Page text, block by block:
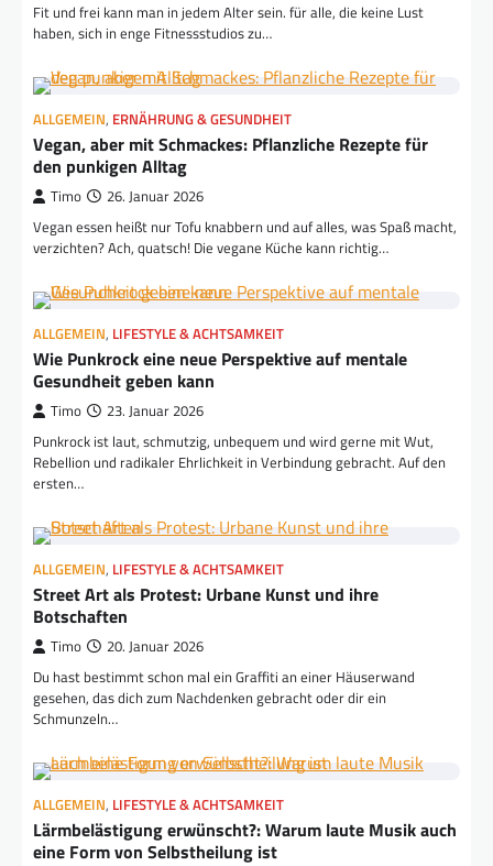
Fit und frei kann man in jedem Alter sein. für alle, die keine Lust
haben, sich in enge Fitnessstudios zu…
ALLGEMEIN, ERNÄHRUNG & GESUNDHEIT
Vegan, aber mit Schmackes: Pflanzliche Rezepte für
den punkigen Alltag
Timo 26. Januar 2026
Vegan essen heißt nur Tofu knabbern und auf alles, was Spaß macht,
verzichten? Ach, quatsch! Die vegane Küche kann richtig…
ALLGEMEIN, LIFESTYLE & ACHTSAMKEIT
Wie Punkrock eine neue Perspektive auf mentale
Gesundheit geben kann
Timo 23. Januar 2026
Punkrock ist laut, schmutzig, unbequem und wird gerne mit Wut,
Rebellion und radikaler Ehrlichkeit in Verbindung gebracht. Auf den
ersten…
ALLGEMEIN, LIFESTYLE & ACHTSAMKEIT
Street Art als Protest: Urbane Kunst und ihre
Botschaften
Timo 20. Januar 2026
Du hast bestimmt schon mal ein Graffiti an einer Häuserwand
gesehen, das dich zum Nachdenken gebracht oder dir ein
Schmunzeln…
ALLGEMEIN, LIFESTYLE & ACHTSAMKEIT
Lärmbelästigung erwünscht?: Warum laute Musik auch
eine Form von Selbstheilung ist